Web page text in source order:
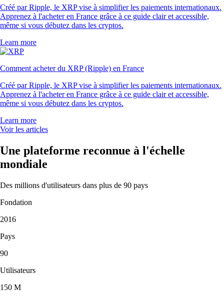
Créé par Ripple, le XRP vise à simplifier les paiements internationaux.
Apprenez à l'acheter en France grâce à ce guide clair et accessible,
même si vous débutez dans les cryptos.
Learn more
Comment acheter du XRP (Ripple) en France
Créé par Ripple, le XRP vise à simplifier les paiements internationaux.
Apprenez à l'acheter en France grâce à ce guide clair et accessible,
même si vous débutez dans les cryptos.
Learn more
Voir les articles
Une plateforme reconnue à l'échelle
mondiale
Des millions d'utilisateurs dans plus de 90 pays
Fondation
2016
Pays
90
Utilisateurs
150 M